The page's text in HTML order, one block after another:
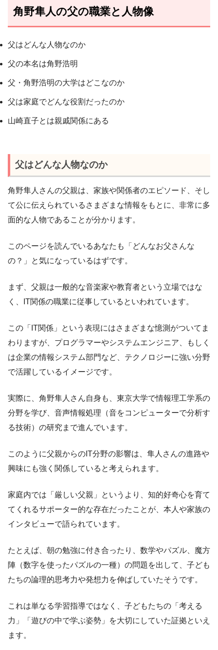
角野隼人の父の職業と人物像
父はどんな人物なのか
父の本名は角野浩明
父・角野浩明の大学はどこなのか
父は家庭でどんな役割だったのか
山崎直子とは親戚関係にある
父はどんな人物なのか
角野隼人さんの父親は、家族や関係者のエピソード、そし
て公に伝えられているさまざまな情報をもとに、非常に多
面的な人物であることが分かります。
このページを読んでいるあなたも「どんなお父さんな
の？」と気になっているはずです。
まず、父親は一般的な音楽家や教育者という立場ではな
く、IT関係の職業に従事しているといわれています。
この「IT関係」という表現にはさまざまな憶測がついてま
わりますが、プログラマーやシステムエンジニア、もしく
は企業の情報システム部門など、テクノロジーに強い分野
で活躍しているイメージです。
実際に、角野隼人さん自身も、東京大学で情報理工学系の
分野を学び、音声情報処理（音をコンピューターで分析す
る技術）の研究まで進んでいます。
このように父親からのIT分野の影響は、隼人さんの進路や
興味にも強く関係していると考えられます。
家庭内では「厳しい父親」というより、知的好奇心を育て
てくれるサポーター的な存在だったことが、本人や家族の
インタビューで語られています。
たとえば、朝の勉強に付き合ったり、数学やパズル、魔方
陣（数字を使ったパズルの一種）の問題を出して、子ども
たちの論理的思考力や発想力を伸ばしていたそうです。
これは単なる学習指導ではなく、子どもたちの「考える
力」「遊びの中で学ぶ姿勢」を大切にしていた証拠といえ
ます。